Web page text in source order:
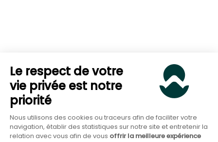
Le respect de votre
vie privée est notre
priorité
Nous utilisons des cookies ou traceurs afin de faciliter votre
navigation, établir des statistiques sur notre site et entretenir la
relation avec vous afin de vous offrir la meilleure expérience